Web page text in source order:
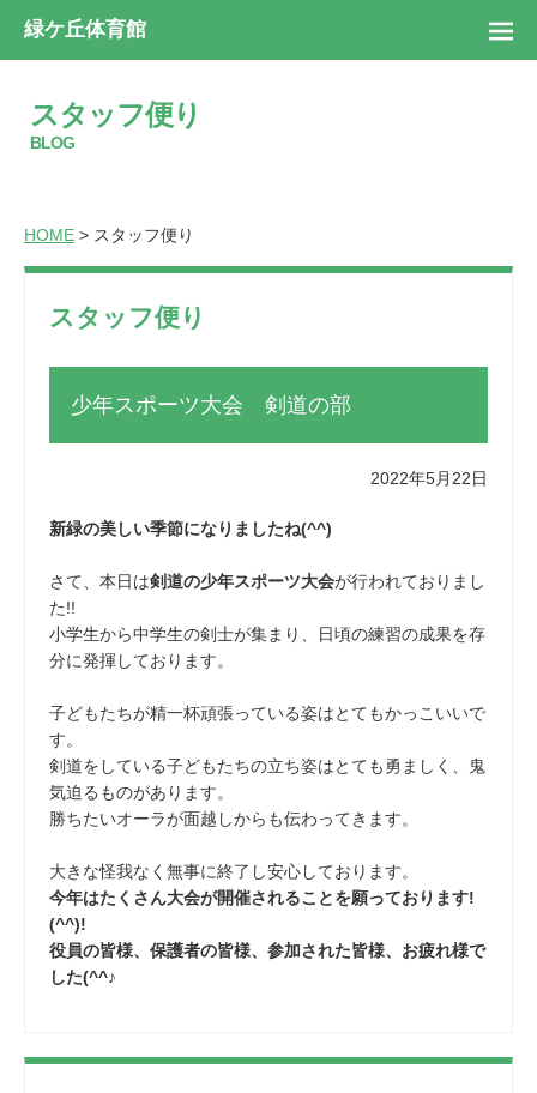
緑ケ丘体育館
スタッフ便り
BLOG
HOME > スタッフ便り
スタッフ便り
少年スポーツ大会 剣道の部
2022年5月22日
新緑の美しい季節になりましたね(^^)
さて、本日は剣道の少年スポーツ大会が行われておりまし
た!!
小学生から中学生の剣士が集まり、日頃の練習の成果を存
分に発揮しております。
子どもたちが精一杯頑張っている姿はとてもかっこいいで
す。
剣道をしている子どもたちの立ち姿はとても勇ましく、鬼
気迫るものがあります。
勝ちたいオーラが面越しからも伝わってきます。
大きな怪我なく無事に終了し安心しております。
今年はたくさん大会が開催されることを願っております!
(^^)!
役員の皆様、保護者の皆様、参加された皆様、お疲れ様で
した(^^♪